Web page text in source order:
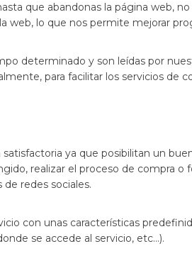
que abandonas la página web,
web, lo que nos permite mejorar
determinado y son leídas por
para facilitar los servicios de
ya que posibilitan un
realizar el proceso de compra
redes sociales.
con unas características
se accede al servicio, etc…).